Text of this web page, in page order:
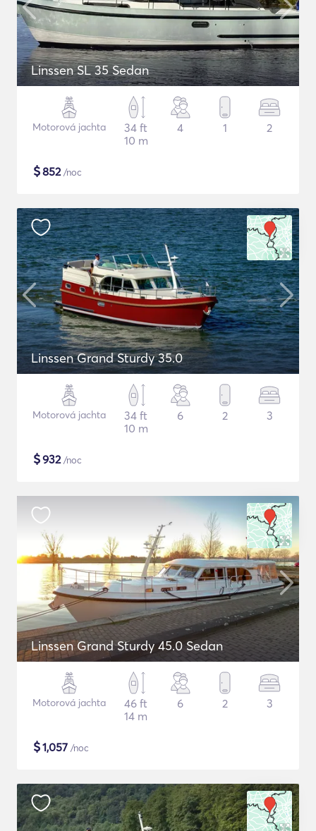
Linssen SL 35 Sedan
Motorová jachta
34 ft
10 m
4 1 2
$852/noc
Linssen Grand Sturdy 35.0
Motorová jachta
34 ft
10 m
6 2 3
$932/noc
Linssen Grand Sturdy 45.0 Sedan
Motorová jachta
46 ft
14 m
6 2 3
$1,057 /noc